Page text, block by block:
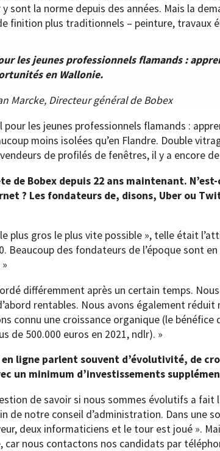
y sont la norme depuis des années. Mais la
finition plus traditionnels – peinture, travaux
les jeunes professionnels flamands :
en Wallonie.
Marcke, Directeur général de Bobex
pour les jeunes professionnels flamands :
moins isolées qu’en Flandre. Double
de profilés de fenêtres, il y a encore
de Bobex depuis 22 ans maintenant.
? Les fondateurs de, disons, Uber ou
plus gros le plus vite possible », telle était
Beaucoup des fondateurs de l’époque sont
différemment après un certain temps.
rentables. Nous avons également
connu une croissance organique (le
de 500.000 euros en 2021, ndlr). »
ligne parlent souvent d’évolutivité, de
un minimum d’investissements
de savoir si nous sommes évolutifs a fait
de notre conseil d’administration. Dans une
deux informaticiens et le tour est joué ».
car nous contactons nos candidats par